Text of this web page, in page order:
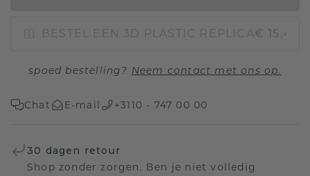
BESTEL EEN 3D PLASTIC REPLICA€ 15,-
spoed bestelling? Neem contact met ons op.
Chat E-mail +3110 - 747 00 00
30 dagen retour
Shop zonder zorgen. Ben je niet volledig